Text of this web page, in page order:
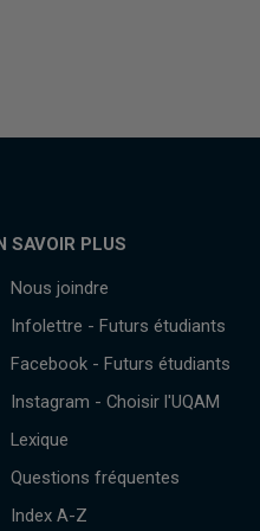
SAVOIR PLUS
Nous joindre
Infolettre - Futurs étudiants
Facebook - Futurs étudiants
Instagram - Choisir l'UQAM
Lexique
Questions fréquentes
Index A-Z